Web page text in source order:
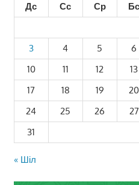
Дс
Сс Ср Бс
3
4 5 6
10
11 12 13
17
18 19 20
24
25 26 27
31
« Шіл